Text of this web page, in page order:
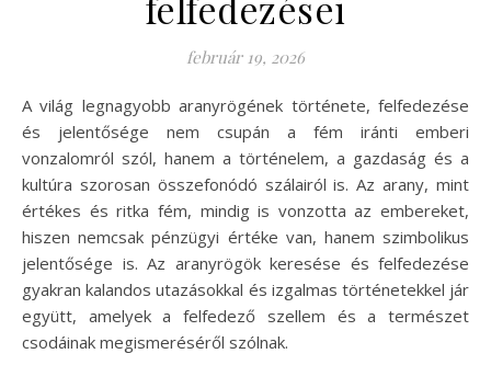
február 19, 2026
A világ legnagyobb aranyrögének története, felfedezése
és jelentősége nem csupán a fém iránti emberi
vonzalomról szól, hanem a történelem, a gazdaság és a
kultúra szorosan összefonódó szálairól is. Az arany, mint
értékes és ritka fém, mindig is vonzotta az embereket,
hiszen nemcsak pénzügyi értéke van, hanem szimbolikus
jelentősége is. Az aranyrögök keresése és felfedezése
gyakran kalandos utazásokkal és izgalmas történetekkel jár
együtt, amelyek a felfedező szellem és a természet
csodáinak megismeréséről szólnak.